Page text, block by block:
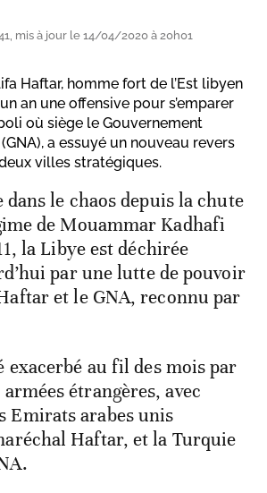
mis à jour le 14/04/2020 à 20h01
Haftar, homme fort de l’Est libyen
an une offensive pour s’emparer
où siège le Gouvernement
a essuyé un nouveau revers
villes stratégiques.
dans le chaos depuis la chute
de Mouammar Kadhafi
la Libye est déchirée
par une lutte de pouvoir
et le GNA, reconnu par
exacerbé au fil des mois par
étrangères, avec
Emirats arabes unis
Haftar, et la Turquie